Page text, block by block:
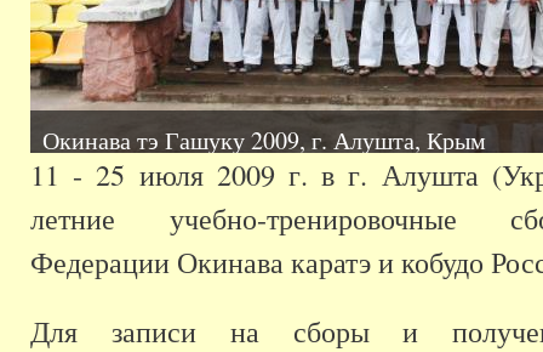
Окинава тэ Гашуку 2009, г. Алушта, Крым
11 - 25 июля 2009 г. в г. Алушта
летние учебно-тренировочные
Федерации Окинава каратэ и кобудо
Для записи на сборы и